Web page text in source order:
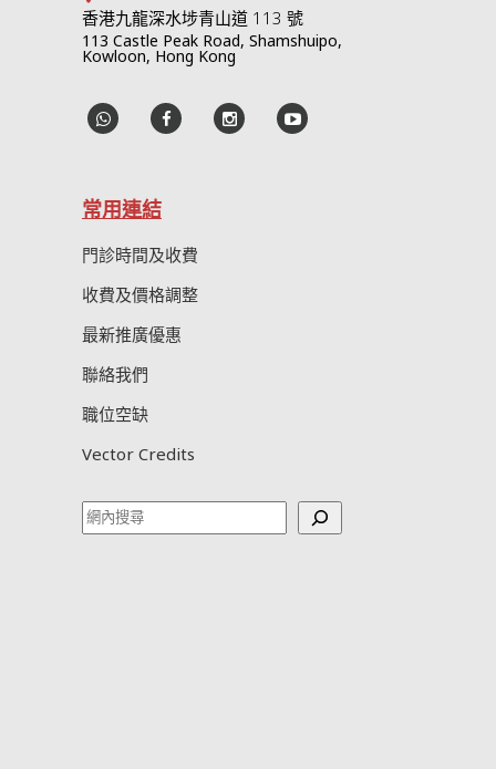
香港九龍深水埗青山道 113 號
113 Castle Peak Road, Shamshuipo,
Kowloon, Hong Kong
常用連結
門診時間及收費
收費及價格調整
最新推廣優惠
聯絡我們
職位空缺
Vector Credits
Search